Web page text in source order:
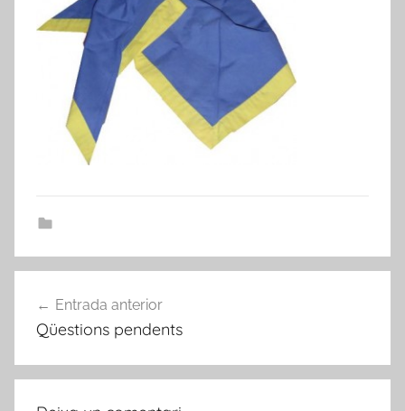
d'entrades
Entrada anterior
Qüestions pendents